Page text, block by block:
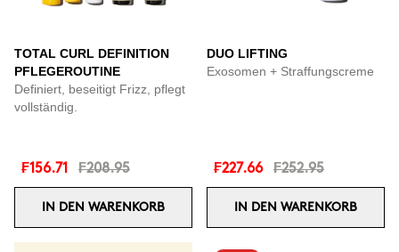
TOTAL CURL DEFINITION
PFLEGEROUTINE
Definiert, beseitigt Frizz, pflegt
vollständig.
₣156.71 ₣208.95
IN DEN WARENKORB
DUO LIFTING
Exosomen + Straffungscreme
₣227.66 ₣252.95
IN DEN WARENKORB